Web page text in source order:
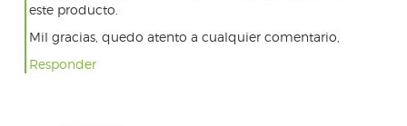
este producto.
Mil gracias, quedo atento a cualquier comentario,
Responder